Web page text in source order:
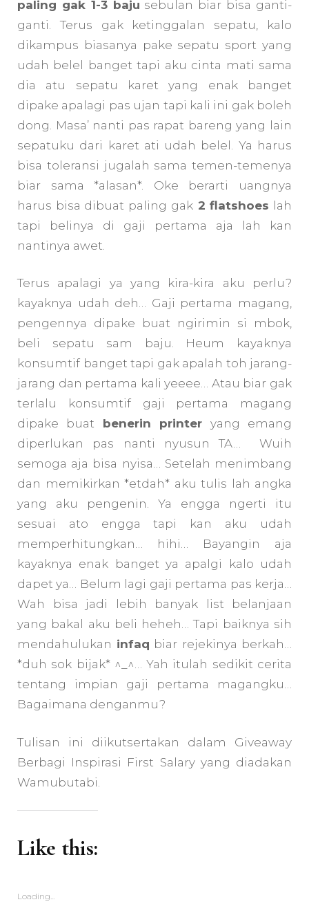
paling gak 1-3 baju sebulan biar bisa ganti-
ganti. Terus gak ketinggalan sepatu, kalo
dikampus biasanya pake sepatu sport yang
udah belel banget tapi aku cinta mati sama
dia atu sepatu karet yang enak banget
dipake apalagi pas ujan tapi kali ini gak boleh
dong. Masa’ nanti pas rapat bareng yang lain
sepatuku dari karet ati udah belel. Ya harus
bisa toleransi jugalah sama temen-temenya
biar sama *alasan*. Oke berarti uangnya
harus bisa dibuat paling gak2 flatshoes lah
tapi belinya di gaji pertama aja lah kan
nantinya awet.
Terus apalagi ya yang kira-kira aku perlu?
kayaknya udah deh… Gaji pertama magang,
pengennya dipake buat ngirimin si mbok,
beli sepatu sam baju. Heum kayaknya
konsumtif banget tapi gak apalah toh jarang-
jarang dan pertama kali yeeee… Atau biar gak
terlalu konsumtif gaji pertama magang
dipake buat benerin printer yang emang
diperlukan pas nanti nyusun TA… Wuih
semoga aja bisa nyisa… Setelah menimbang
dan memikirkan *etdah* aku tulis lah angka
yang aku pengenin. Ya engga ngerti itu
sesuai ato engga tapi kan aku udah
memperhitungkan… hihi… Bayangin aja
kayaknya enak banget ya apalgi kalo udah
dapet ya… Belum lagi gaji pertama pas kerja…
Wah bisa jadi lebih banyak list belanjaan
yang bakal aku beli heheh… Tapi baiknya sih
mendahulukan infaq biar rejekinya berkah…
*duh sok bijak* ^_^… Yah itulah sedikit cerita
tentang impian gaji pertama magangku…
Bagaimana denganmu?
Tulisan ini diikutsertakan dalam Giveaway
Berbagi Inspirasi First Salary yang diadakan
Wamubutabi.
Like this:
Loading...